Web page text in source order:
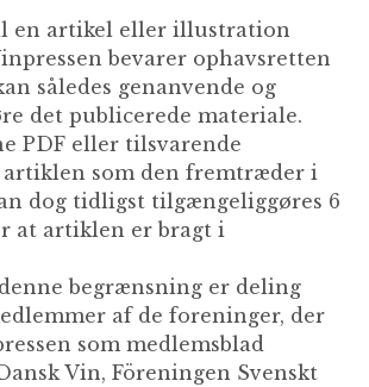
en artikel eller illustration
bevarer ophavsretten
således genanvende og
det publicerede materiale.
PDF eller tilsvarende
artiklen som den fremtræder i
dog tidligst tilgængeliggøres 6
at artiklen er bragt i
begrænsning er deling
af de foreninger, der
som medlemsblad
Vin, Föreningen Svenskt